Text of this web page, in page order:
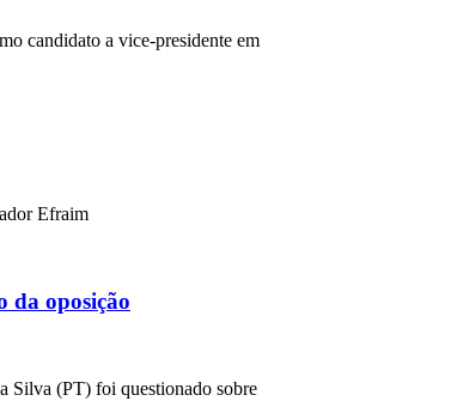
candidato a vice-presidente em
Efraim
da oposição
Silva (PT) foi questionado sobre